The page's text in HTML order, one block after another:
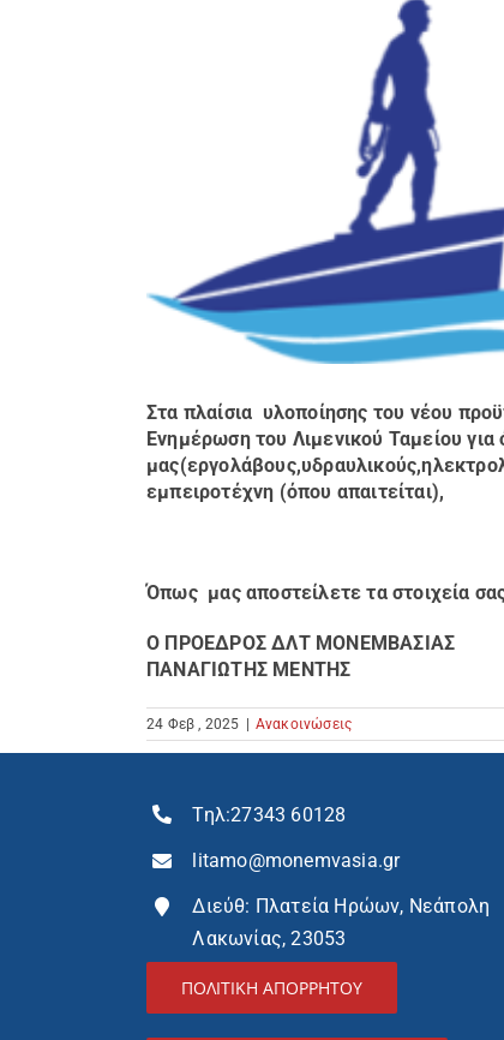
Στα πλαίσια υλοποίησης του νέου
Ενημέρωση του Λιμενικού Ταμείου για
εμπειροτέχνη (όπου απαιτείται),
Όπως μας αποστείλετε τα στοιχεία
Ο ΠΡΟΕΔΡΟΣ ΔΛΤ ΜΟΝΕΜΒΑΣΙΑΣ
ΠΑΝΑΓΙΩΤΗΣ ΜΕΝΤΗΣ
24 Φεβ , 2025 | Ανακοινώσεις
Τηλ:27343 60128
litamo@monemvasia.gr
Διεύθ: Πλατεία Ηρώων, Νεάπολη
Λακωνίας, 23053
ΠΟΛΙΤΙΚΗ ΑΠΟΡΡΗΤΟΥ